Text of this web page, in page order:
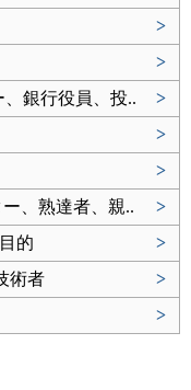
>
>
銀行役員、投..
>
>
>
、熟達者、親..
>
的
>
術者
>
>